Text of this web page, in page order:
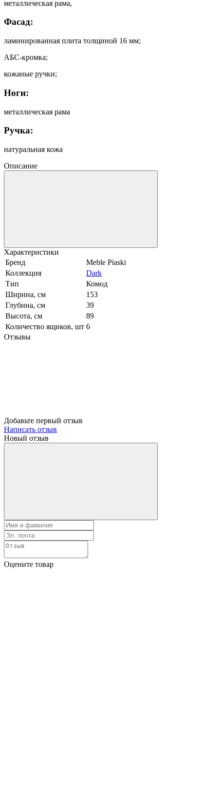
металлическая рама,
Фасад:
ламинированная плита толщиной 16 мм;
АБС-кромка;
кожаные ручки;
Ноги:
металлическая рама
Ручка:
натуральная кожа
Описание
Характеристики
Бренд
Meble Piaski
Коллекция
Dark
Тип
Комод
Ширина, см
153
Глубина, см
39
Высота, см
89
Количество ящиков, шт 6
Отзывы
Добавьте первый отзыв
Написать отзыв
Новый отзыв
Оцените товар